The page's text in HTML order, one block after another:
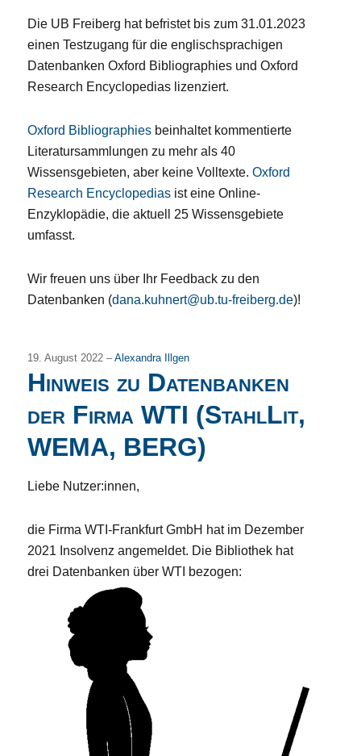
Die UB Freiberg hat befristet bis zum 31.01.2023
einen Testzugang für die englischsprachigen
Datenbanken Oxford Bibliographies und Oxford
Research Encyclopedias lizenziert.
Oxford Bibliographies beinhaltet kommentierte
Literatursammlungen zu mehr als 40
Wissensgebieten, aber keine Volltexte.Oxford
Research Encyclopedias ist eine Online-
Enzyklopädie, die aktuell 25 Wissensgebiete
umfasst.
Wir freuen uns über Ihr Feedback zu den
Datenbanken (dana.kuhnert@ub.tu-freiberg.de)!
19. August 2022 –Alexandra Illgen
Hinweis zu Datenbanken
der Firma WTI (StahlLit,
WEMA, BERG)
Liebe Nutzer:innen,
die Firma WTI-Frankfurt GmbH hat im Dezember
2021 Insolvenz angemeldet. Die Bibliothek hat
drei Datenbanken über WTI bezogen: